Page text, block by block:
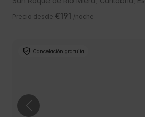
Precio desde €191 /noche
Cancelación gratuita